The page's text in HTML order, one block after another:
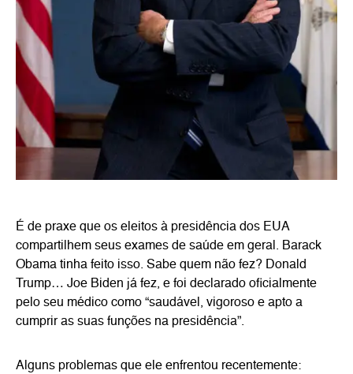
É de praxe que os eleitos à presidência dos EUA
compartilhem seus exames de saúde em geral. Barack
Obama tinha feito isso. Sabe quem não fez? Donald
Trump… Joe Biden já fez, e foi declarado oficialmente
pelo seu médico como “saudável, vigoroso e apto a
cumprir as suas funções na presidência”.
Alguns problemas que ele enfrentou recentemente: